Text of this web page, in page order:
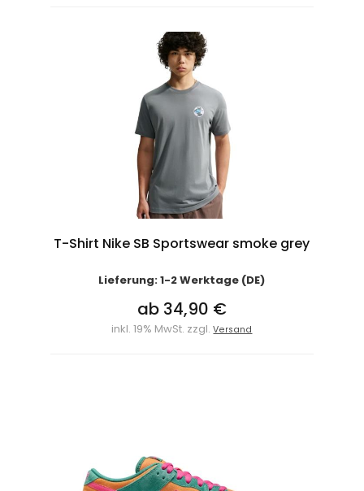
T-Shirt Nike SB Sportswear smoke grey
Lieferung: 1-2 Werktage (DE)
ab 34,90 €
inkl. 19% MwSt. zzgl.Versand